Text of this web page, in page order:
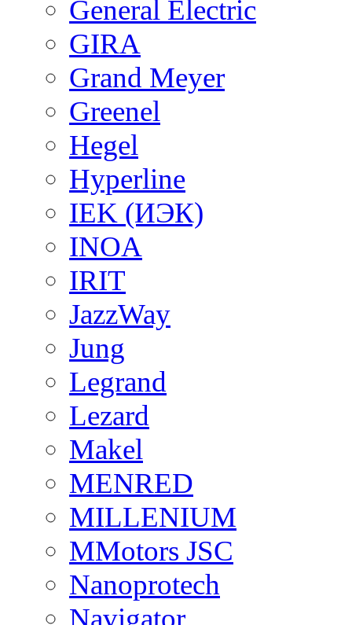
General Electric
GIRA
Grand Meyer
Greenel
Hegel
Hyperline
IEK (ИЭК)
INOA
IRIT
JazzWay
Jung
Legrand
Lezard
Makel
MENRED
MILLENIUM
MMotors JSC
Nanoprotech
Navigator